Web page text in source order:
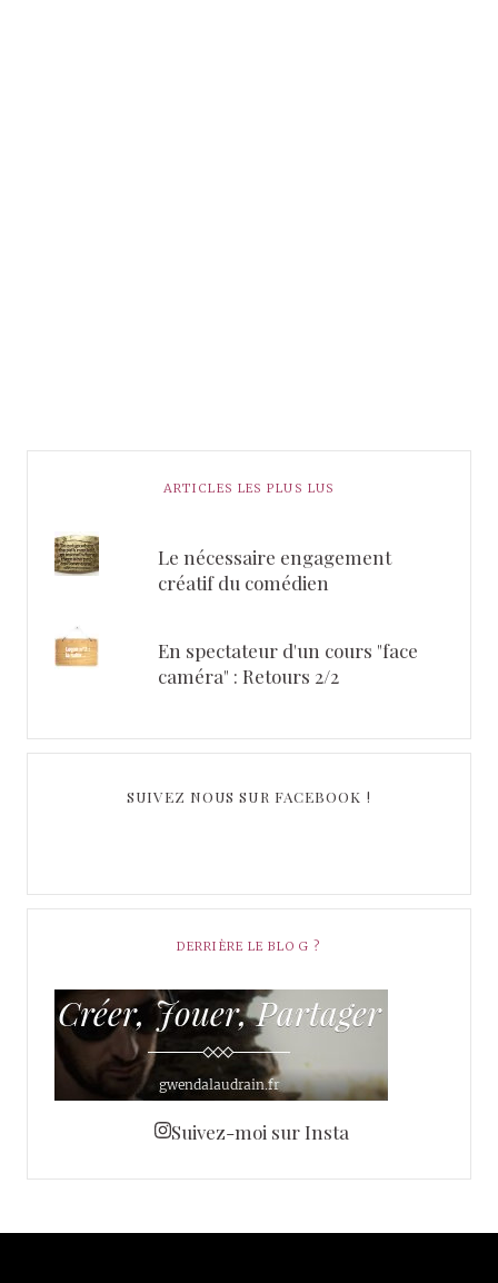
ARTICLES LES PLUS LUS
Le nécessaire engagement
créatif du comédien
En spectateur d'un cours "face
caméra" : Retours 2/2
SUIVEZ NOUS SUR FACEBOOK !
DERRIÈRE LE BLOG ?
Suivez-moi sur Insta